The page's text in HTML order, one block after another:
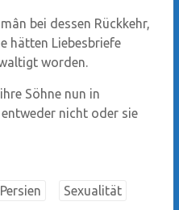
bei dessen Rückkehr,
hätten Liebesbriefe
worden.
Söhne nun in
nicht oder sie
Persien Sexualität